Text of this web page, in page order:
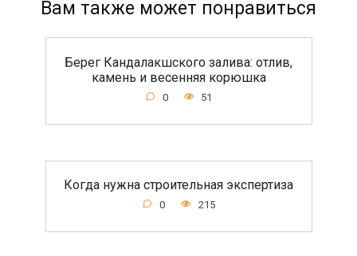
Вам также может понравиться
Берег Кандалакшского залива: отлив,
камень и весенняя корюшка
0 51
Когда нужна строительная экспертиза
0 215